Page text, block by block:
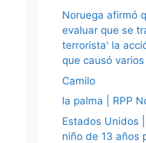
Noruega afirmó
evaluar que se
terrorista' la
que causó
Camilo
la palma | RPP
Estados Unidos
niño de 13 años